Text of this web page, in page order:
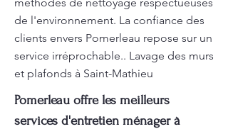
de l'environnement. La confiance des
clients envers Pomerleau repose sur un
service irréprochable.. Lavage des murs
et plafonds à Saint-Mathieu
Pomerleau offre les meilleurs
services d'entretien ménager à